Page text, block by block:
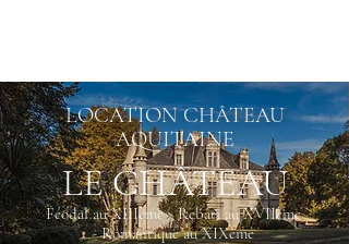
LOCATION CHÂTEAU
AQUITAINE
LE CHÂTEAU
Féodal au XIIIème - Rebâti au XVIIème
-Romantique au XIXème